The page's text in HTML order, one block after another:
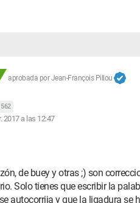
aprobada porJean-François Pillou
562
2017 a las 12:47
de buey y otras ;) son
Solo tienes que escribir la
autocorrija y que la ligadura se